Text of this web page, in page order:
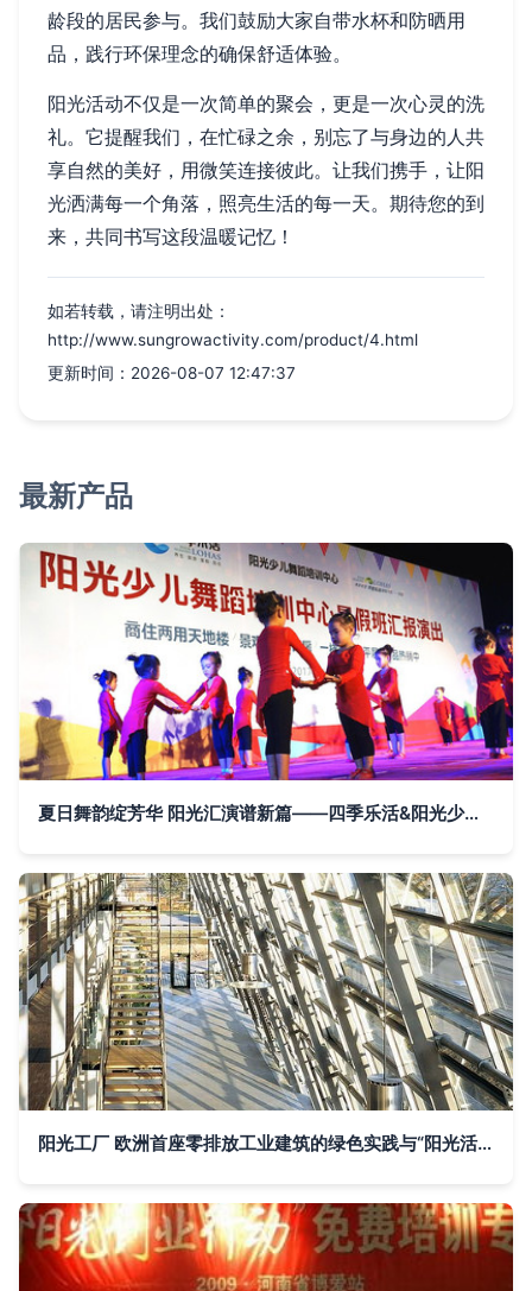
龄段的居民参与。我们鼓励大家自带水杯和防晒用
品，践行环保理念的确保舒适体验。
阳光活动不仅是一次简单的聚会，更是一次心灵的洗
礼。它提醒我们，在忙碌之余，别忘了与身边的人共
享自然的美好，用微笑连接彼此。让我们携手，让阳
光洒满每一个角落，照亮生活的每一天。期待您的到
来，共同书写这段温暖记忆！
如若转载，请注明出处：
http://www.sungrowactivity.com/product/4.html
更新时间：2026-08-07 12:47:37
最新产品
夏日舞韵绽芳华 阳光汇演谱新篇——四季乐活&阳光少儿舞蹈培训中心暑期汇演圆满落幕
阳光工厂 欧洲首座零排放工业建筑的绿色实践与“阳光活动”